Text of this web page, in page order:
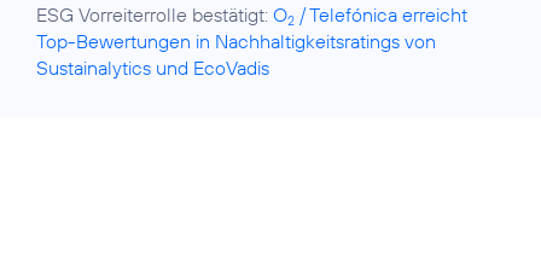
ESG Vorreiterrolle bestätigt: O2 / Telefónica erreicht
Top-Bewertungen in Nachhaltigkeitsratings von
Sustainalytics und EcoVadis